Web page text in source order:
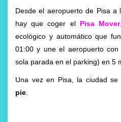
Desde el aeropuerto de Pisa a
hay que coger el Pisa Mover
ecológico y automático que
01:00 y une el aeropuerto
sola parada en el parking) en 5
Una vez en Pisa, la ciudad se
pie.